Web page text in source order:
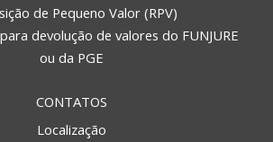
de Pequeno Valor (RPV)
devolução de valores do FUNJURE
ou da PGE
CONTATOS
Localização